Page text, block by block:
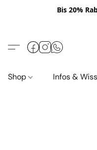
Bis 20%
Shop Infos &